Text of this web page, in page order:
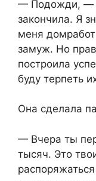
— Подожди, —
закончила. Я
меня
замуж. Но
построила
буду терпеть
Она сделала
— Вчера ты
тысяч. Это